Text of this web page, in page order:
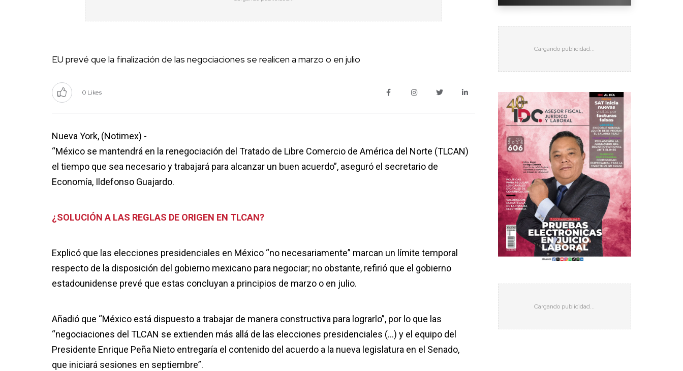
EU prevé que la finalización de las negociaciones se realicen a marzo o en julio
0 Likes
Nueva York, (Notimex) -
“México se mantendrá en la renegociación del Tratado de Libre Comercio de América del Norte (TLCAN)
el tiempo que sea necesario y trabajará para alcanzar un buen acuerdo”, aseguró el secretario de
Economía, Ildefonso Guajardo.
¿SOLUCIÓN A LAS REGLAS DE ORIGEN EN TLCAN?
Explicó que las elecciones presidenciales en México “no necesariamente” marcan un límite temporal
respecto de la disposición del gobierno mexicano para negociar; no obstante, refirió que el gobierno
estadounidense prevé que estas concluyan a principios de marzo o en julio.
Añadió que “México está dispuesto a trabajar de manera constructiva para lograrlo”, por lo que las
“negociaciones del TLCAN se extienden más allá de las elecciones presidenciales (…) y el equipo del
Presidente Enrique Peña Nieto entregaría el contenido del acuerdo a la nueva legislatura en el Senado,
que iniciará sesiones en septiembre”.